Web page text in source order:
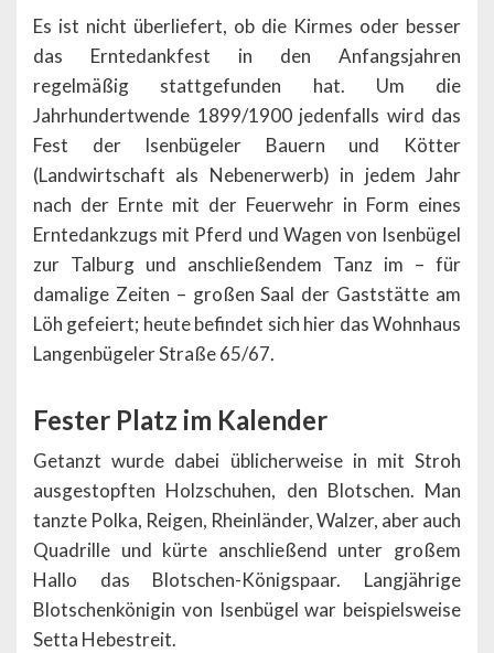
Es ist nicht überliefert, ob die Kirmes oder besser
das Erntedankfest in den Anfangsjahren
regelmäßig stattgefunden hat. Um die
Jahrhundertwende 1899/1900 jedenfalls wird das
Fest der Isenbügeler Bauern und Kötter
(Landwirtschaft als Nebenerwerb) in jedem Jahr
nach der Ernte mit der Feuerwehr in Form eines
Erntedankzugs mit Pferd und Wagen von Isenbügel
zur Talburg und anschließendem Tanz im – für
damalige Zeiten – großen Saal der Gaststätte am
Löh gefeiert; heute befindet sich hier das Wohnhaus
Langenbügeler Straße 65/67.
Fester Platz im Kalender
Getanzt wurde dabei üblicherweise in mit Stroh
ausgestopften Holzschuhen, den Blotschen. Man
tanzte Polka, Reigen, Rheinländer, Walzer, aber auch
Quadrille und kürte anschließend unter großem
Hallo das Blotschen-Königspaar. Langjährige
Blotschenkönigin von Isenbügel war beispielsweise
Setta Hebestreit.